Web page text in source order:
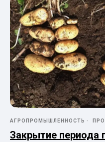
АГРОПРОМЫШЛЕННОСТЬ
Закрытие периода